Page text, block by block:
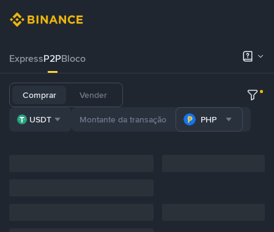
ExpressP2PBloco
Comprar Vender
USDT PHP